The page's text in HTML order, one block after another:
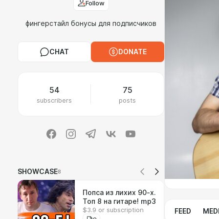
Follow
фингерстайл бонусы для подписчиков
CHAT DONATE
54
subscribers
75
posts
SHOWCASE8
Попса из лихих 90-х.
Топ 8 на гитаре! mp3
$3.9 or subscription
FEED